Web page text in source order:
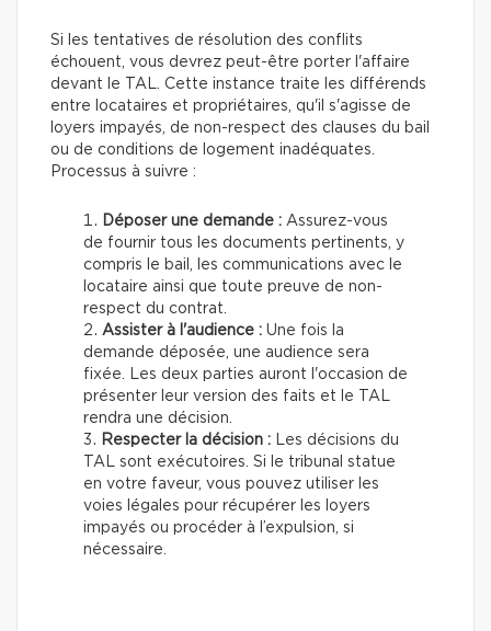
Si les tentatives de résolution des conflits
échouent, vous devrez peut-être porter l'affaire
devant le TAL. Cette instance traite les différends
entre locataires et propriétaires, qu'il s'agisse de
loyers impayés, de non-respect des clauses du bail
ou de conditions de logement inadéquates.
Processus à suivre :
Déposer une demande : Assurez-vous
de fournir tous les documents pertinents, y
compris le bail, les communications avec le
locataire ainsi que toute preuve de non-
respect du contrat.
Assister à l'audience : Une fois la
demande déposée, une audience sera
fixée. Les deux parties auront l'occasion de
présenter leur version des faits et le TAL
rendra une décision.
Respecter la décision : Les décisions du
TAL sont exécutoires. Si le tribunal statue
en votre faveur, vous pouvez utiliser les
voies légales pour récupérer les loyers
impayés ou procéder à l’expulsion, si
nécessaire.